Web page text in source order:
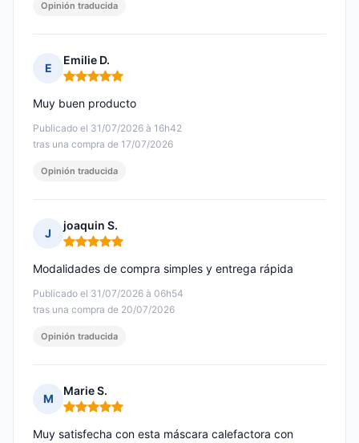
Opinión traducida
E
Emilie D.
Nota: 5 de 5
Publicado el 31/07/2026 à 16h42
tras una compra de 17/07/2026
Muy buen producto
Opinión traducida
J
joaquin S.
Nota: 5 de 5
Publicado el 31/07/2026 à 06h54
tras una compra de 20/07/2026
Modalidades de compra simples y entrega rápida
Opinión traducida
M
Marie S.
Nota: 5 de 5
Muy satisfecha con esta máscara calefactora con